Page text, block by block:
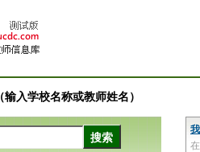
入学校名称或教师姓名）